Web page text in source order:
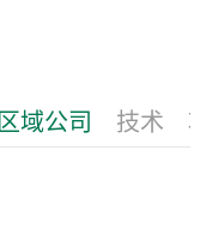
区域公司 技术